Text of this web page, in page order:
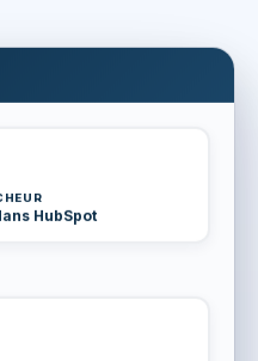
HubSpot